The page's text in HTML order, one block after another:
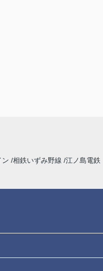
ン 相鉄いずみ野線 江ノ島電鉄